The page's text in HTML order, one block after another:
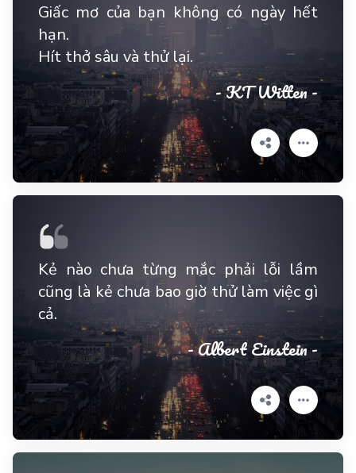
Giấc mơ của bạn không có ngày hết
hạn.
Hít thở sâu và thử lại.
- KT Witten -
Kẻ nào chưa từng mắc phải lỗi lầm
cũng là kẻ chưa bao giờ thử làm việc gì
cả.
- Albert Einstein -